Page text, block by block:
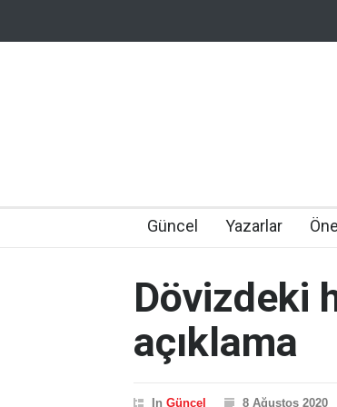
Güncel Yazarlar
Dövizdeki
açıklama
In Güncel 8 Ağustos 2020